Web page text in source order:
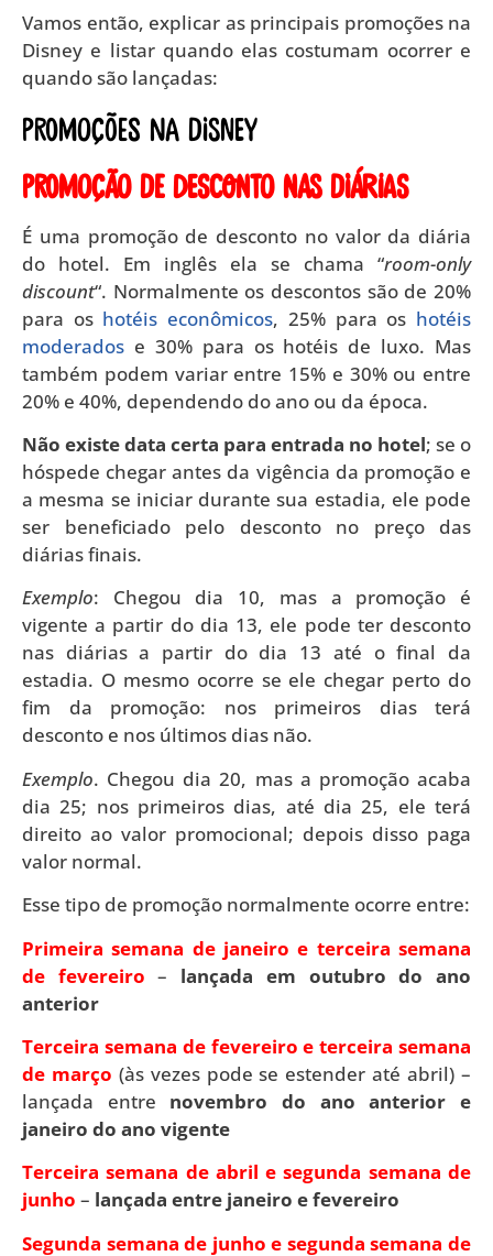
Vamos então, explicar as principais promoções na
Disney e listar quando elas costumam ocorrer e
quando são lançadas:
Promoções na Disney
Promoção de desconto nas diárias
É uma promoção de desconto no valor da diária
do hotel. Em inglês ela se chama “room-only
discount“. Normalmente os descontos são de 20%
para os hotéis econômicos, 25% para os hotéis
moderados e 30% para os hotéis de luxo. Mas
também podem variar entre 15% e 30% ou entre
20% e 40%, dependendo do ano ou da época.
Não existe data certa para entrada no hotel; se o
hóspede chegar antes da vigência da promoção e
a mesma se iniciar durante sua estadia, ele pode
ser beneficiado pelo desconto no preço das
diárias finais.
Exemplo: Chegou dia 10, mas a promoção é
vigente a partir do dia 13, ele pode ter desconto
nas diárias a partir do dia 13 até o final da
estadia. O mesmo ocorre se ele chegar perto do
fim da promoção: nos primeiros dias terá
desconto e nos últimos dias não.
Exemplo. Chegou dia 20, mas a promoção acaba
dia 25; nos primeiros dias, até dia 25, ele terá
direito ao valor promocional; depois disso paga
valor normal.
Esse tipo de promoção normalmente ocorre entre:
Primeira semana de janeiro e terceira semana
de fevereiro – lançada em outubro do ano
anterior
Terceira semana de fevereiro e terceira semana
de março (às vezes pode se estender até abril) –
lançada entre novembro do ano anterior e
janeiro do ano vigente
Terceira semana de abril e segunda semana de
junho – lançada entre janeiro e fevereiro
Segunda semana de junho e segunda semana de